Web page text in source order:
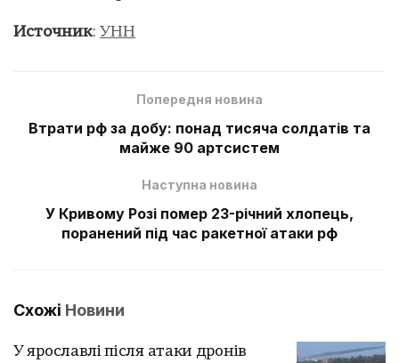
Источник: УНН
Попередня новина
Втрати рф за добу: понад тисяча солдатів та
майже 90 артсистем
Наступна новина
У Кривому Розі помер 23-річний хлопець,
поранений під час ракетної атаки рф
Схожі Новини
У ярославлі після атаки дронів